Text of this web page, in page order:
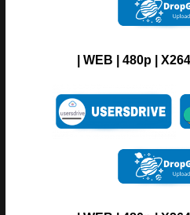
| WEB | 480p |